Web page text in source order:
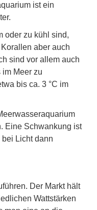
ist ein
oder zu kühl sind,
aber auch
sind vor allem auch
im Meer zu
bis ca. 3 °C im
Eine Schwankung ist
Licht dann
Der Markt hält
Wattstärken